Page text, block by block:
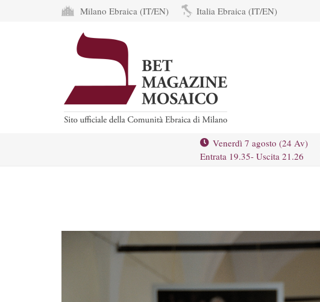
Milano Ebraica (IT/EN) Italia Ebraica (IT/EN)
Venerdì 7 agosto (24 Av)
Entrata 19.35- Uscita 21.26